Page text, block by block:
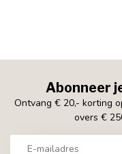
Abonneer
Ontvang € 20,- korting
overs €